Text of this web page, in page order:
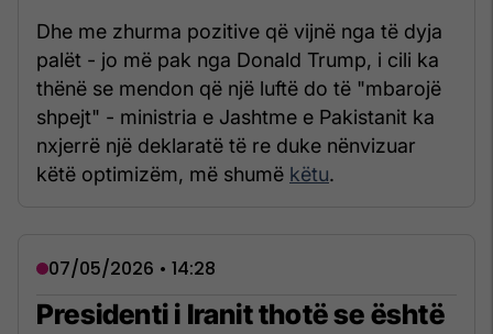
Dhe me zhurma pozitive që vijnë nga të dyja
palët - jo më pak nga Donald Trump, i cili ka
thënë se mendon që një luftë do të "mbarojë
shpejt" - ministria e Jashtme e Pakistanit ka
nxjerrë një deklaratë të re duke nënvizuar
këtë optimizëm, më shumë këtu.
07/05/2026 • 14:28
Presidenti i Iranit thotë se është